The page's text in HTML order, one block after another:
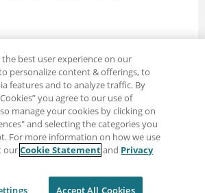
推特
使用条款
the best user experience on our
personalize content & offerings, to
features and to analyze traffic. By
you agree to our use of
manage your cookies by clicking on
and selecting the categories you
For more information on how we use
ourCookie Statementand Privacy
Accept All Cookies